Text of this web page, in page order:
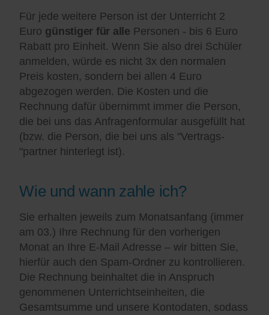
Für jede weitere Person ist der Unterricht 2
Euro günstiger für alle Personen - bis 6 Euro
Rabatt pro Einheit. Wenn Sie also drei Schüler
anmelden, würde es nicht 3x den normalen
Preis kosten, sondern bei allen 4 Euro
abgezogen werden. Die Kosten und die
Rechnung dafür übernimmt immer die Person,
die bei uns das Anfragenformular ausgefüllt hat
(bzw. die Person, die bei uns als "Vertrags-
"partner hinterlegt ist).
Wie und wann zahle ich?
Sie erhalten jeweils zum Monatsanfang (immer
am 03.) Ihre Rechnung für den vorherigen
Monat an Ihre E-Mail Adresse – wir bitten Sie,
hierfür auch den Spam-Ordner zu kontrollieren.
Die Rechnung beinhaltet die in Anspruch
genommenen Unterrichtseinheiten, die
Gesamtsumme und unsere Kontodaten, sodass